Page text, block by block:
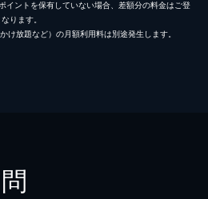
イントを保有していない場合、差額分の料金はご登
ります。
け放題など）の月額利用料は別途発生します。